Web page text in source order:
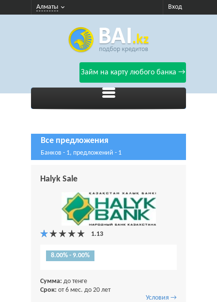
Алматы Вход
Займ на карту любого банка →
Все предложения
Банков - 1, предложений - 1
Halyk Sale
8.00% - 9.00%
Сумма: до тенге
Срок: от 6 мес. до 20 лет
Условия →